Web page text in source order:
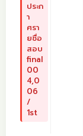
ประก
า
ศรา
ยชื่อ
สอบ
final
00
4,0
06
/
1st